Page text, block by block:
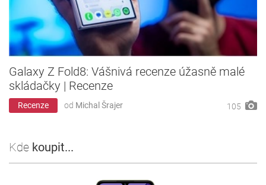
Galaxy Z Fold8: Vášnivá recenze úžasně malé
skládačky | Recenze
Recenze od Michal Šrajer 105
Kde koupit...